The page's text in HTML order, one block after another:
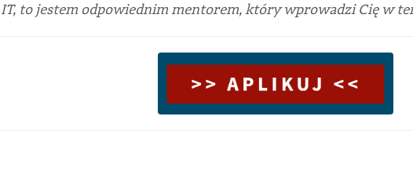
IT, to jestem odpowiednim mentorem, który wprowadzi Cię w